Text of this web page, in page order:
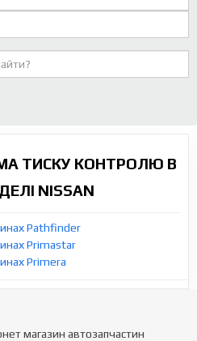
ТИСКУ КОНТРОЛЮ В
NISSAN
Pathfinder
Primastar
Primera
магазин автозапчастин